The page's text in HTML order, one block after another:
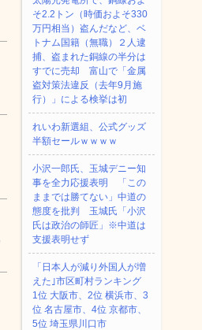
そ2.2トン（時価およそ330
万円相当）盗んだなど、ベ
トナム国籍（無職）２人逮
捕、盗まれた銅線の半分は
すでに売却 富山で「金属
盗対策法違反（去年9月施
行）」による検挙は初
れいわ新選組、公式グッズ
半額セールｗｗｗｗ
小沢一郎氏、玉城デニー知
事を全力応援表明 「この
ままでは勝てない」中道の
態度を批判 玉城氏「小沢
氏は政治の師匠」※中道は
支援表明せず
「日本人が減り外国人が増
えた｣市区町村ランキング
1位 大阪市、2位 横浜市、3
位 名古屋市、4位 京都市、
5位 埼玉県川口市